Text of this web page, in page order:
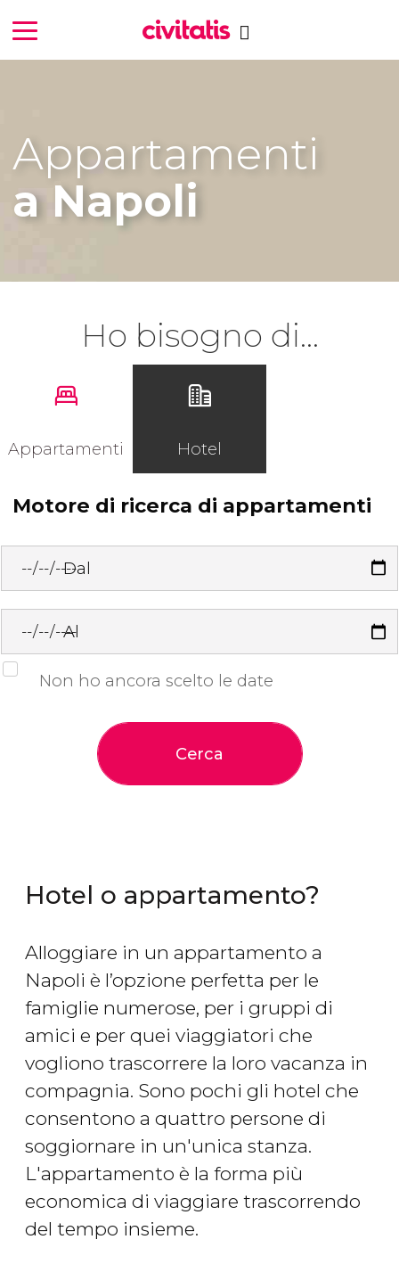
Appartamenti
a Napoli
Ho bisogno di...
Appartamenti Hotel
Motore di ricerca di appartamenti
Dal
Al
Non ho ancora scelto le date
Cerca
Hotel o appartamento?
Alloggiare in un appartamento a
Napoli è l’opzione perfetta per le
famiglie numerose, per i gruppi di
amici e per quei viaggiatori che
vogliono trascorrere la loro vacanza in
compagnia. Sono pochi gli hotel che
consentono a quattro persone di
soggiornare in un'unica stanza.
L'appartamento è la forma più
economica di viaggiare trascorrendo
del tempo insieme.